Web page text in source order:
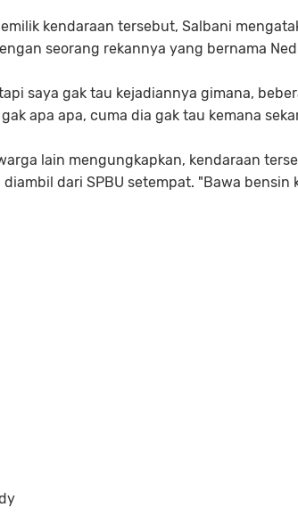
kendaraan tersebut, Salbani
seorang rekannya yang bernama
saya gak tau kejadiannya gimana,
apa apa, cuma dia gak tau kemana
lain mengungkapkan, kendaraan
dari SPBU setempat. "Bawa bensin